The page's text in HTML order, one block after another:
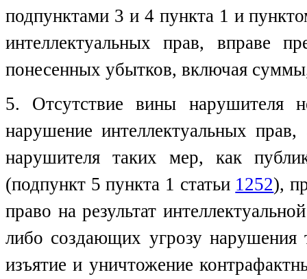
подпунктами 3 и 4 пункта 1 и
интеллектуальных прав, вправе
понесенных убытков, включая
5. Отсутствие вины нарушителя
нарушение интеллектуальных
нарушителя таких мер, как
(подпункт 5 пункта 1 статьи 1252),
право на результат
либо создающих угрозу нарушения
изъятие и уничтожение